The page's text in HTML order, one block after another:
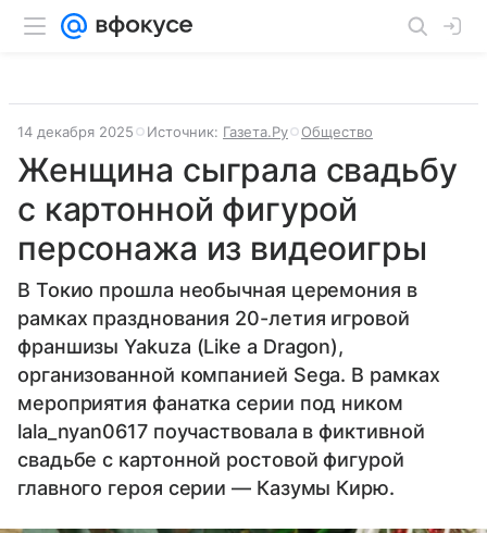
14 декабря 2025 Источник: Газета.Ру Общество
Женщина сыграла свадьбу
с картонной фигурой
персонажа из видеоигры
В Токио прошла необычная церемония в
рамках празднования 20-летия игровой
франшизы Yakuza (Like a Dragon),
организованной компанией Sega. В рамках
мероприятия фанатка серии под ником
lala_nyan0617 поучаствовала в фиктивной
свадьбе с картонной ростовой фигурой
главного героя серии — Казумы Кирю.